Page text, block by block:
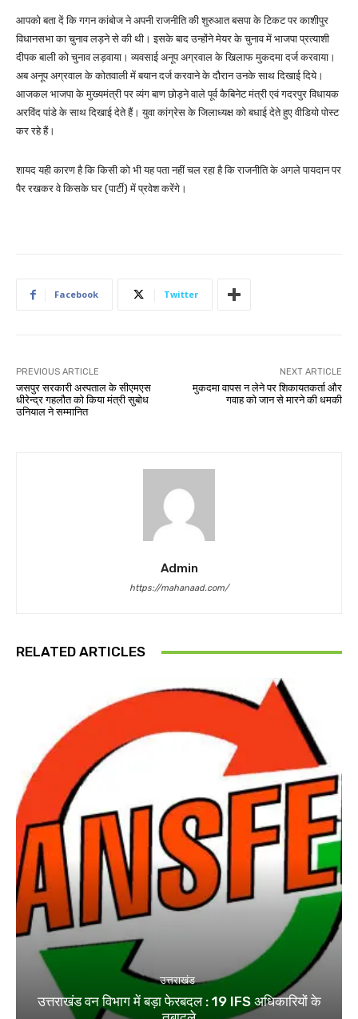
आपको बता दें कि गगन कांबोज ने अपनी राजनीति की शुरुआत बसपा के टिकट पर काशीपुर
विधानसभा का चुनाव लड़ने से की थी। इसके बाद उन्होंने मेयर के चुनाव में भाजपा प्रत्याशी
दीपक बाली को चुनाव लड़वाया। व्यवसाई अनूप अग्रवाल के खिलाफ मुकदमा दर्ज करवाया।
अब अनूप अग्रवाल के कोतवाली में बयान दर्ज करवाने के दौरान उनके साथ दिखाई दिये।
आजकल भाजपा के मुख्यमंत्री पर व्यंग बाण छोड़ने वाले पूर्व कैबिनेट मंत्री एवं गदरपुर विधायक
अरविंद पांडे के साथ दिखाई देते हैं। युवा कांग्रेस के जिलाध्यक्ष को बधाई देते हुए वीडियो पोस्ट
कर रहे हैं।
शायद यही कारण है कि किसी को भी यह पता नहीं चल रहा है कि राजनीति के अगले पायदान पर
पैर रखकर वे किसके घर (पार्टी) में प्रवेश करेंगे।
Facebook Twitter
PREVIOUS ARTICLE
जसपुर सरकारी अस्पताल के सीएमएस
धीरेन्द्र गहलौत को किया मंत्री सुबोध
उनियाल ने सम्मानित
NEXT ARTICLE
मुकदमा वापस न लेने पर शिकायतकर्ता और
गवाह को जान से मारने की धमकी
Admin
https://mahanaad.com/
RELATED ARTICLES
उत्तराखंड
उत्तराखंड वन विभाग में बड़ा फेरबदल : 19 IFS अधिकारियों के